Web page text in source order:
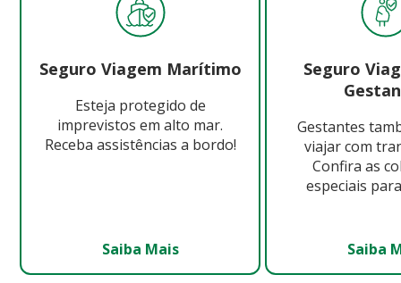
Seguro Viagem Marítimo
Esteja protegido de
imprevistos em alto mar.
Receba assistências a bordo!
Saiba Mais
Seguro
Gestantes
viajar com
Confira as
especiais
Saiba